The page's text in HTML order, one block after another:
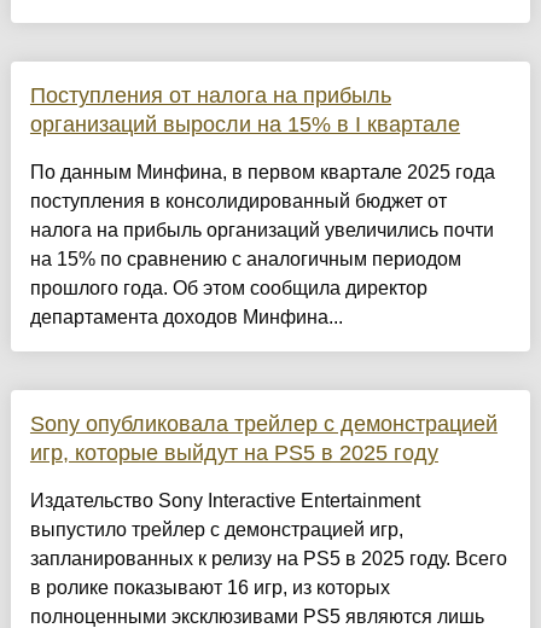
Поступления от налога на прибыль
организаций выросли на 15% в I квартале
По данным Минфина, в первом квартале 2025 года
поступления в консолидированный бюджет от
налога на прибыль организаций увеличились почти
на 15% по сравнению с аналогичным периодом
прошлого года. Об этом сообщила директор
департамента доходов Минфина...
Sony опубликовала трейлер с демонстрацией
игр, которые выйдут на PS5 в 2025 году
Издательство Sony Interactive Entertainment
выпустило трейлер с демонстрацией игр,
запланированных к релизу на PS5 в 2025 году. Всего
в ролике показывают 16 игр, из которых
полноценными эксклюзивами PS5 являются лишь